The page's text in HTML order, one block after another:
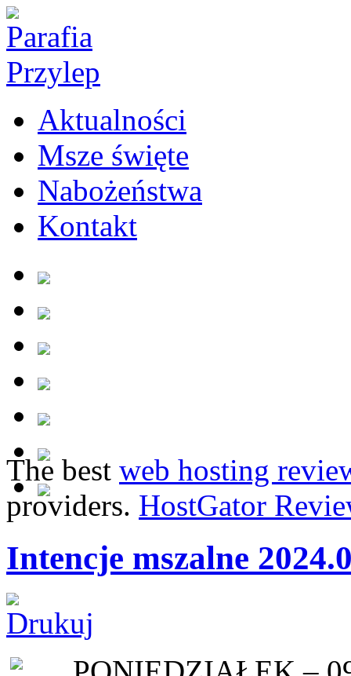
Aktualności
Msze święte
Nabożeństwa
Kontakt
The best web hosting
providers. HostGator
Intencje mszalne